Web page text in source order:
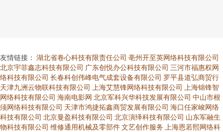
友情链接： 湖北省卷心科技有限责任公司 亳州开至英网络科技有限公司
北京宇菲鑫志科技有限公司 广东创悦办公科技有限公司 三河市福惠权网
络科技有限公司 长春科创伟峰电气成套设备有限公司 罗平县道弘商贸行
天津九洲云物联科技有限公司
上海艾慧锋网络科技有限公司
上海锦锋智
网络科技有限公司 海南电影网 北京军科兴华科技发展有限公司 中山市根
须网络科技有限公司 天津市鸿捷拓鑫商贸发展有限公司 海口任家峻网络
科技有限公司 北京曼盈科技有限公司 北京演绎科技有限公司 山东军融生
物科技有限公司 维修通用机械及零部件文艺创作服务 上海恩若熙网络科